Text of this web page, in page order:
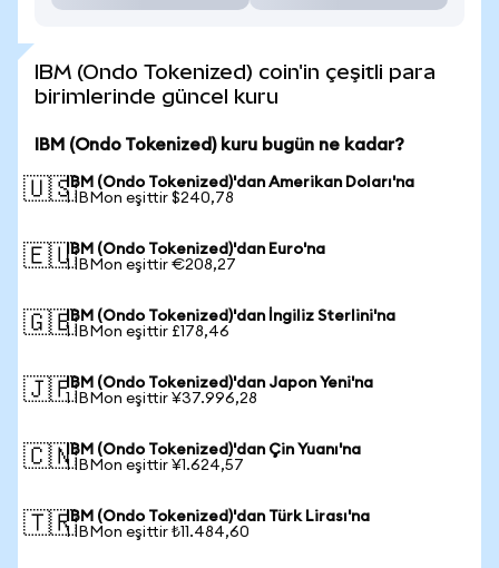
IBM (Ondo Tokenized) coin'in çeşitli para
birimlerinde güncel kuru
IBM (Ondo Tokenized) kuru bugün ne kadar?
🇺🇸IBM (Ondo Tokenized)'dan Amerikan Doları'na
1 IBMon eşittir $240,78
🇪🇺IBM (Ondo Tokenized)'dan Euro'na
1 IBMon eşittir €208,27
🇬🇧IBM (Ondo Tokenized)'dan İngiliz Sterlini'na
1 IBMon eşittir £178,46
🇯🇵IBM (Ondo Tokenized)'dan Japon Yeni'na
1 IBMon eşittir ¥37.996,28
🇨🇳IBM (Ondo Tokenized)'dan Çin Yuanı'na
1 IBMon eşittir ¥1.624,57
🇹🇷IBM (Ondo Tokenized)'dan Türk Lirası'na
1 IBMon eşittir ₺11.484,60